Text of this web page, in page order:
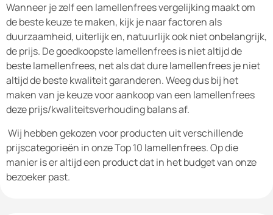
Wanneer je zelf een lamellenfrees vergelijking maakt om
de beste keuze te maken, kijk je naar factoren als
duurzaamheid, uiterlijk en, natuurlijk ook niet onbelangrijk,
de prijs. De goedkoopste lamellenfrees is niet altijd de
beste lamellenfrees, net als dat dure lamellenfrees je niet
altijd de beste kwaliteit garanderen. Weeg dus bij het
maken van je keuze voor aankoop van een lamellenfrees
deze prijs/kwaliteitsverhouding balans af.
Wij hebben gekozen voor producten uit verschillende
prijscategorieën in onze Top 10 lamellenfrees. Op die
manier is er altijd een product dat in het budget van onze
bezoeker past.